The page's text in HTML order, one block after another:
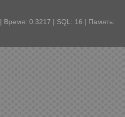
| Время: 0.3217 | SQL: 16 | Память: